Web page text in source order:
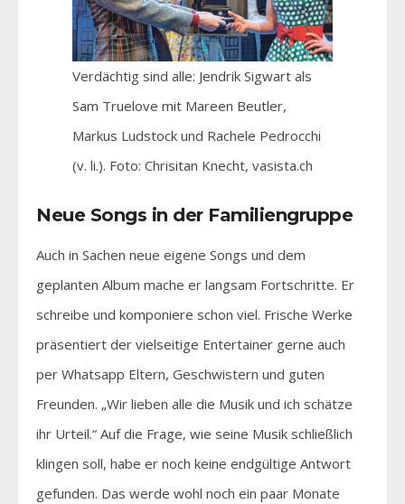
Verdächtig sind alle: Jendrik Sigwart als
Sam Truelove mit Mareen Beutler,
Markus Ludstock und Rachele Pedrocchi
(v. li.). Foto: Chrisitan Knecht, vasista.ch
Neue Songs in der Familiengruppe
Auch in Sachen neue eigene Songs und dem
geplanten Album mache er langsam Fortschritte. Er
schreibe und komponiere schon viel. Frische Werke
präsentiert der vielseitige Entertainer gerne auch
per Whatsapp Eltern, Geschwistern und guten
Freunden. „Wir lieben alle die Musik und ich schätze
ihr Urteil.“ Auf die Frage, wie seine Musik schließlich
klingen soll, habe er noch keine endgültige Antwort
gefunden. Das werde wohl noch ein paar Monate